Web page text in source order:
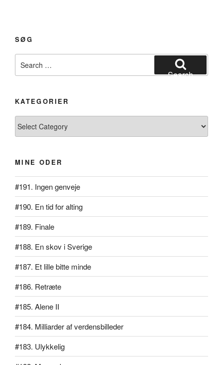
SØG
for:
Search
KATEGORIER
MINE ODER
#191. Ingen genveje
#190. En tid for alting
#189. Finale
#188. En skov i Sverige
#187. Et lille bitte minde
#186. Retræte
#185. Alene II
#184. Milliarder af verdensbilleder
#183. Ulykkelig